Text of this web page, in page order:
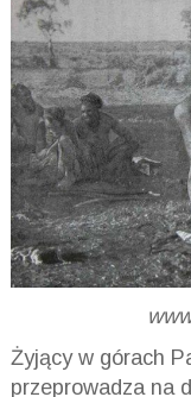
Żyjący w górach
przeprowadza na